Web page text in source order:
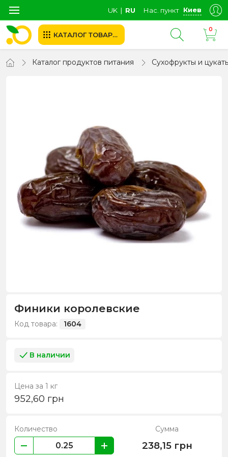
UK ∣ RU Нас. пункт Киев
КАТАЛОГ ТОВАРОВ
0
Каталог продуктов питания Сухофрукты и
Финики королевские
Код товара: 1604
В наличии
Цена за 1 кг
952,60 грн
Количество Сумма
238,15 грн